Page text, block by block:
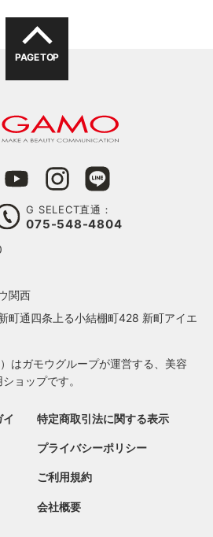
PAGE TOP
G SELECT直通：
075-548-4804
関西
町通四条上る小結棚町428 新町アイエ
はガモウグループが運営する、美容
ョップです。
特定商取引法に関する表示
プライバシーポリシー
ご利用規約
会社概要